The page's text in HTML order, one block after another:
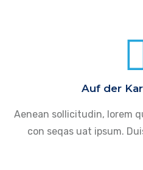
Auf der
Aenean sollicitudin, lorem
con seqas uat ipsum.